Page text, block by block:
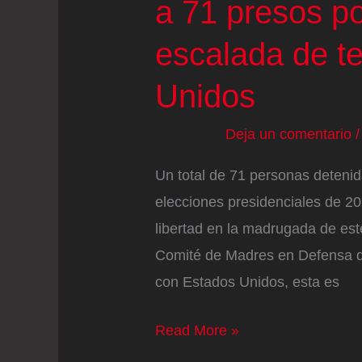
a 71 presos
escalada de
Unidos
Deja un comentario /
Un total de 71 personas
elecciones presidenciales de
libertad en la madrugada de
Comité de Madres en Defensa
con Estados Unidos, esta es
El
Read More »